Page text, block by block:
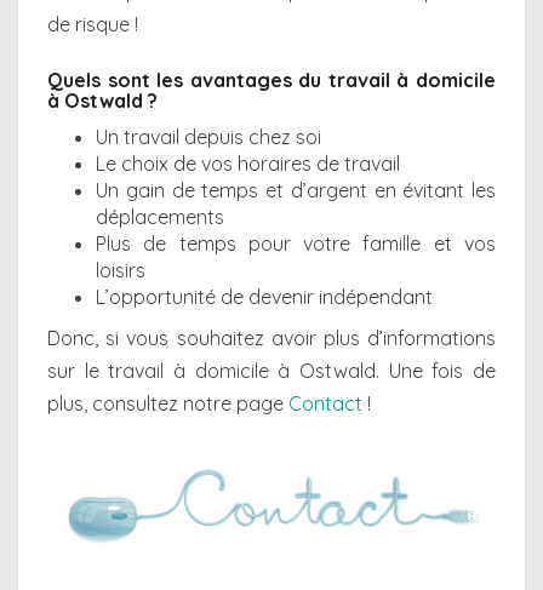
de risque !
Quels sont les avantages du travail à domicile
à Ostwald ?
Un travail depuis chez soi
Le choix de vos horaires de travail
Un gain de temps et d’argent en évitant les
déplacements
Plus de temps pour votre famille et vos
loisirs
L’opportunité de devenir indépendant
Donc, si vous souhaitez avoir plus d’informations
sur le travail à domicile à Ostwald. Une fois de
plus, consultez notre page Contact !